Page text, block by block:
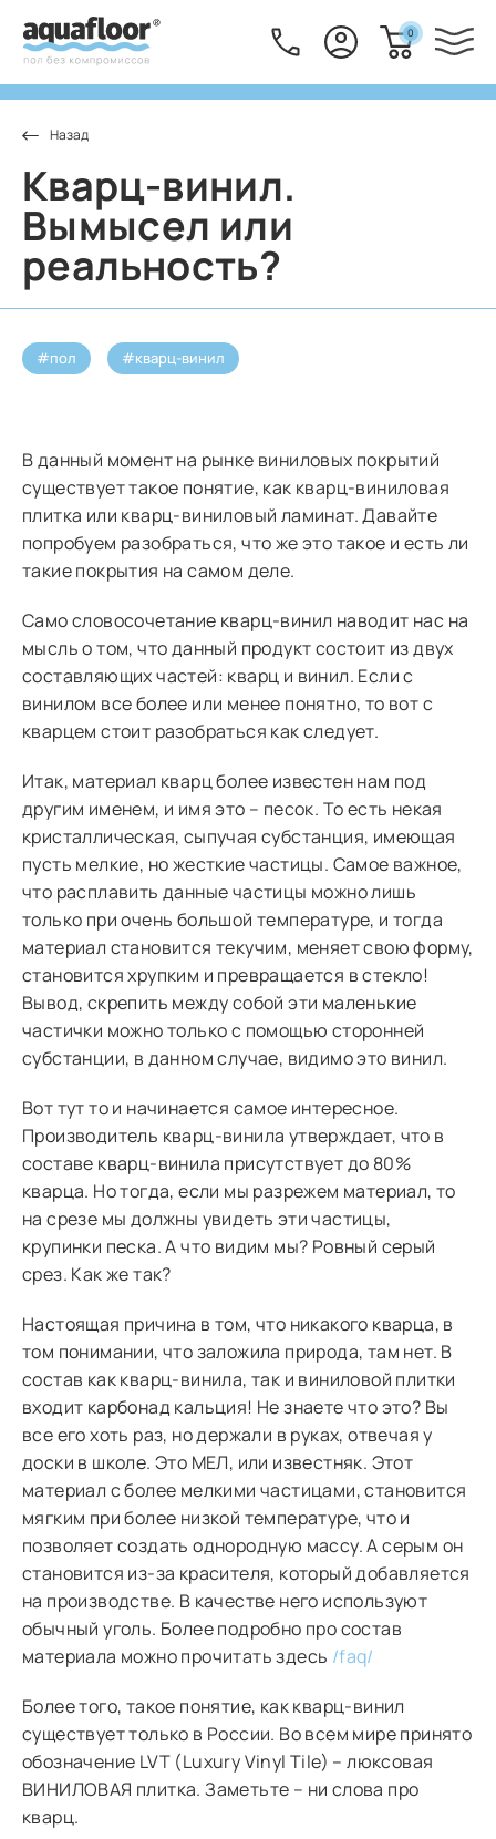
0
Кварц-винил.
Вымысел или
реальность?
#пол #кварц-винил
В данный момент на рынке виниловых покрытий
существует такое понятие, как кварц-виниловая
плитка или кварц-виниловый ламинат. Давайте
попробуем разобраться, что же это такое и есть ли
такие покрытия на самом деле.
Само словосочетание кварц-винил наводит нас на
мысль о том, что данный продукт состоит из двух
составляющих частей: кварц и винил. Если с
винилом все более или менее понятно, то вот с
кварцем стоит разобраться как следует.
Итак, материал кварц более известен нам под
другим именем, и имя это – песок. То есть некая
кристаллическая, сыпучая субстанция, имеющая
пусть мелкие, но жесткие частицы. Самое важное,
что расплавить данные частицы можно лишь
только при очень большой температуре, и тогда
материал становится текучим, меняет свою форму,
становится хрупким и превращается в стекло!
Вывод, скрепить между собой эти маленькие
частички можно только с помощью сторонней
субстанции, в данном случае, видимо это винил.
Вот тут то и начинается самое интересное.
Производитель кварц-винила утверждает, что в
составе кварц-винила присутствует до 80%
кварца. Но тогда, если мы разрежем материал, то
на срезе мы должны увидеть эти частицы,
крупинки песка. А что видим мы? Ровный серый
срез. Как же так?
Настоящая причина в том, что никакого кварца, в
том понимании, что заложила природа, там нет. В
состав как кварц-винила, так и виниловой плитки
входит карбонад кальция! Не знаете что это? Вы
все его хоть раз, но держали в руках, отвечая у
доски в школе. Это МЕЛ, или известняк. Этот
материал с более мелкими частицами, становится
мягким при более низкой температуре, что и
позволяет создать однородную массу. А серым он
становится из-за красителя, который добавляется
на производстве. В качестве него используют
обычный уголь. Более подробно про состав
материала можно прочитать здесь /faq/
Более того, такое понятие, как кварц-винил
существует только в России. Во всем мире принято
обозначение LVT (Luxury Vinyl Tile) – люксовая
ВИНИЛОВАЯ плитка. Заметьте – ни слова про
кварц.